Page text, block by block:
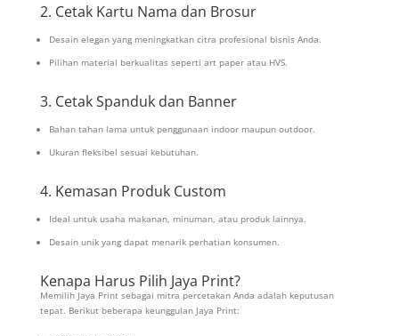
2. Cetak Kartu Nama dan Brosur
Desain elegan yang meningkatkan citra profesional bisnis Anda.
Pilihan material berkualitas seperti art paper atau HVS.
3. Cetak Spanduk dan Banner
Bahan tahan lama untuk penggunaan indoor maupun outdoor.
Ukuran fleksibel sesuai kebutuhan.
4. Kemasan Produk Custom
Ideal untuk usaha makanan, minuman, atau produk lainnya.
Desain unik yang dapat menarik perhatian konsumen.
Kenapa Harus Pilih Jaya Print?
Memilih Jaya Print sebagai mitra percetakan Anda adalah keputusan
tepat. Berikut beberapa keunggulan Jaya Print: